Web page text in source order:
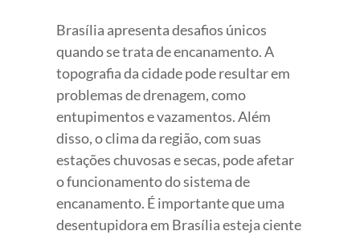
Brasília apresenta desafios únicos
quando se trata de encanamento. A
topografia da cidade pode resultar em
problemas de drenagem, como
entupimentos e vazamentos. Além
disso, o clima da região, com suas
estações chuvosas e secas, pode afetar
o funcionamento do sistema de
encanamento. É importante que uma
desentupidora em Brasília esteja ciente